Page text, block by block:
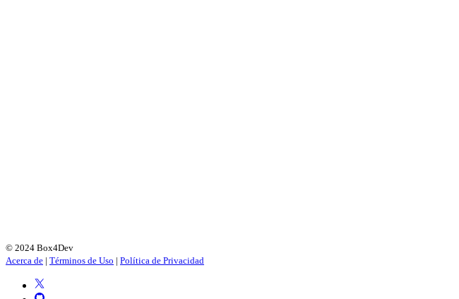
© 2024 Box4Dev
Acerca de | Términos de Uso | Política de Privacidad